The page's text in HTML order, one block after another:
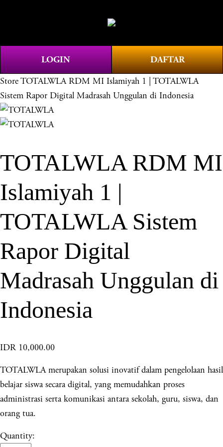
e
u
LOGIN DAFTAR
StoreTOTALWLA RDM MI Islamiyah 1 | TOTALWLA
Sistem Rapor Digital Madrasah Unggulan di Indonesia
TOTALWLA RDM MI
Islamiyah 1 |
TOTALWLA Sistem
Rapor Digital
Madrasah Unggulan di
Indonesia
IDR 10,000.00
TOTALWLA merupakan solusi inovatif dalam pengelolaan hasil
belajar siswa secara digital, yang memudahkan proses
administrasi serta komunikasi antara sekolah, guru, siswa, dan
orang tua.
Quantity: